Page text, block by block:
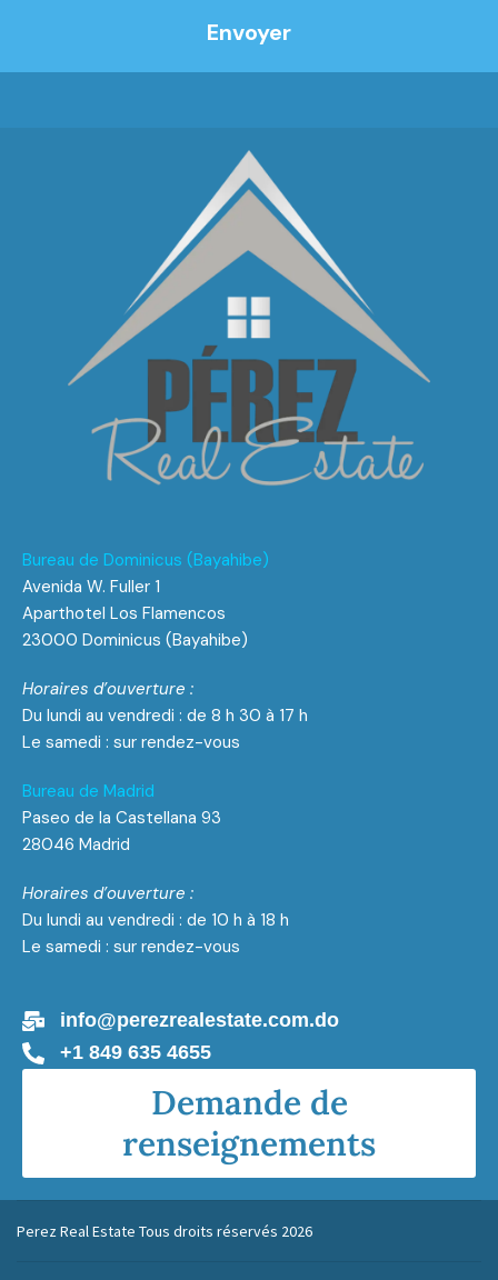
Envoyer
Bureau de Dominicus (Bayahibe)
Avenida W. Fuller 1
Aparthotel Los Flamencos
23000 Dominicus (Bayahibe)
Horaires d’ouverture :
Du lundi au vendredi : de 8 h 30 à 17 h
Le samedi : sur rendez-vous
Bureau de Madrid
Paseo de la Castellana 93
28046 Madrid
Horaires d’ouverture :
Du lundi au vendredi : de 10 h à 18 h
Le samedi : sur rendez-vous
info@perezrealestate.com.do
+1 849 635 4655
Demande de
renseignements
Perez Real Estate Tous droits réservés 2026